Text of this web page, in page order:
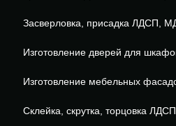
Засверловка, присадка ЛДСП,
Изготовление дверей для
Изготовление мебельных
Склейка, скрутка, торцовка ЛДСП